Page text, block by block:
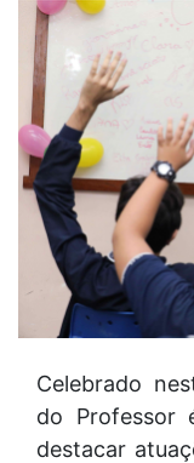
Celebrado
do Professor
destacar